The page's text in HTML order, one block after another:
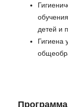
детей и
Гигиена